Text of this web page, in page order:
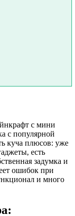
с мини
с популярной
куча плюсов: уже
есть
задумка и
ошибок при
и много